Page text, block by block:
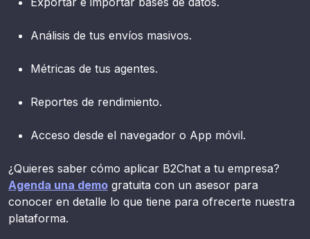
Análisis de tus envíos masivos.
Métricas de tus agentes.
Reportes de rendimiento.
Acceso desde el navegador o App móvil.
¿Quieres saber cómo aplicar B2Chat a tu empresa?
Agenda una demo gratuita con un asesor para
conocer en detalle lo que tiene para ofrecerte nuestra
plataforma.